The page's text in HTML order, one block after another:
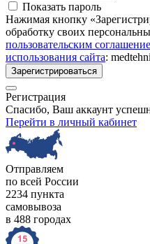
Показать пароль
Нажимая кнопку
обработку своих
пользовательским
использования сайта:
Зарегистрироваться
Регистрация
Спасибо, Ваш аккаунт
Перейти в личный кабинет
Отправляем
по всей России
2234 пункта
самовывоза
в 488 городах